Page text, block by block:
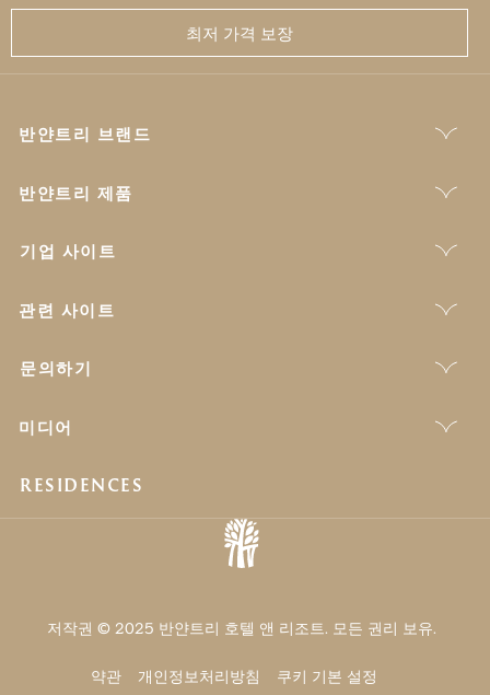
최저 가격 보장
반얀트리 브랜드
반얀트리 제품
기업 사이트
관련 사이트
문의하기
미디어
RESIDENCES
저작권 © 2025 반얀트리 호텔 앤 리조트. 모든 권리 보유.
약관 개인정보처리방침 쿠키 기본 설정